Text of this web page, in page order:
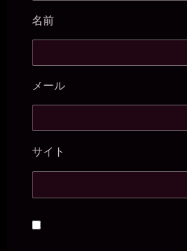
名前
メール
サイト